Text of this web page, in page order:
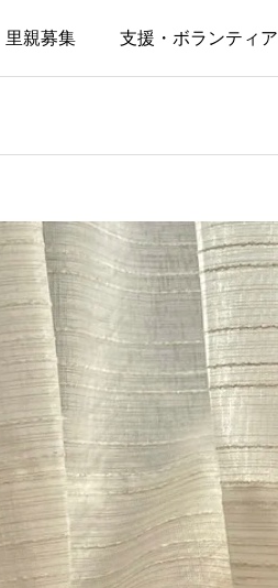
里親募集 支援・ボランティア